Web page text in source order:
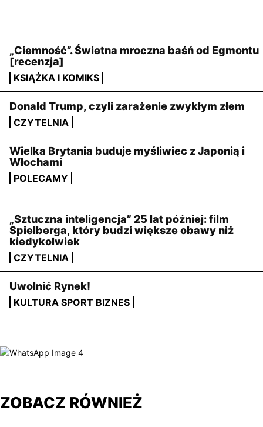
„Ciemność”. Świetna mroczna baśń od Egmontu
[recenzja]
KSIĄŻKA I KOMIKS
Donald Trump, czyli zarażenie zwykłym złem
CZYTELNIA
Wielka Brytania buduje myśliwiec z Japonią i
Włochami
POLECAMY
„Sztuczna inteligencja” 25 lat później: film
Spielberga, który budzi większe obawy niż
kiedykolwiek
CZYTELNIA
Uwolnić Rynek!
KULTURA SPORT BIZNES
ZOBACZ RÓWNIEŻ